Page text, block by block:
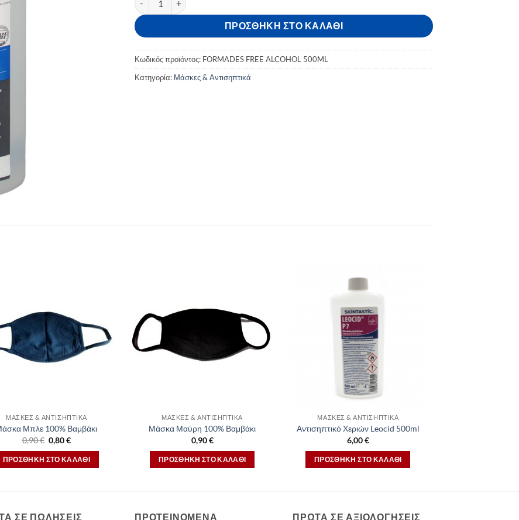
ΠΡΟΣΘΉΚΗ ΣΤΟ ΚΑΛΆΘΙ
Κωδικός προϊόντος: FORMADES FREE ALCOHOL 500ML
Κατηγορία: Μάσκες & Αντισηπτικά
ΜΆΣΚΕΣ & ΑΝΤΙΣΗΠΤΙΚΆ
Μπλε 100% Βαμβάκι
0,90€ Original
price
was:
0,90 €.
0,80€Η
τιμή
είναι:
ΠΡΟΣΘΉΚΗ ΣΤΟ ΚΑΛΆΘΙ
ΜΆΣΚΕΣ & ΑΝΤΙΣΗΠΤΙΚΆ
Μάσκα Μαύρη 100% Βαμβάκι
0,90€
ΠΡΟΣΘΉΚΗ ΣΤΟ ΚΑΛΆΘΙ
ΜΆΣΚΕΣ & ΑΝΤΙΣΗΠΤΙΚΆ
Αντισηπτικό Χεριών Leocid 500ml
6,00€
ΠΡΟΣΘΉΚΗ ΣΤΟ ΚΑΛΆΘΙ
ΣΕ ΠΩΛΗΣΕΙΣ ΠΡΟΤΕΙΝΟΜΕΝΑ ΠΡΩΤΑ ΣΕ ΑΞΙΟΛΟΓΗΣΕΙΣ